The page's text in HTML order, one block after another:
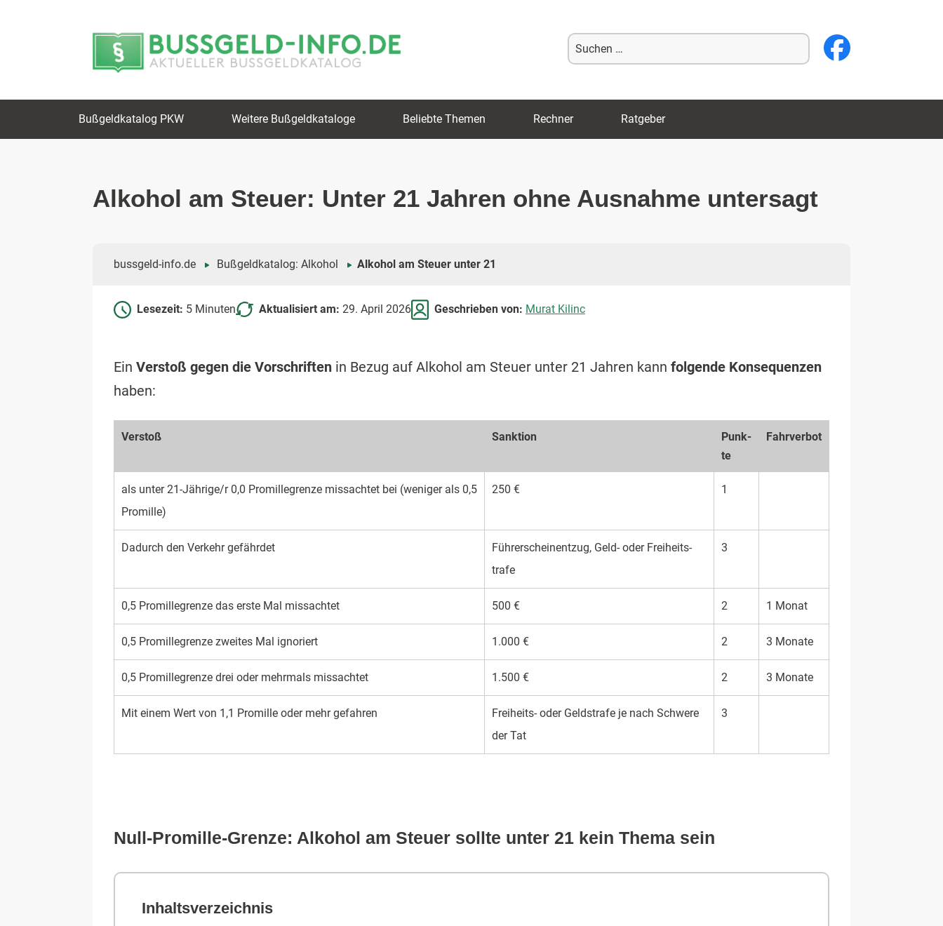
Suche
nach:
Bußgeldkatalog PKW Weitere Bußgeldkataloge Beliebte Themen Rechner Ratgeber
Alkohol am Steuer: Unter 21 Jahren ohne Ausnahme untersagt
bussgeld-info.de Bußgeldkatalog: Alkohol Alkohol am Steuer unter 21
Lesezeit: 5 Minuten Aktualisiert am: 29. April 2026 Geschrieben von: Murat Kilinc
Ein Verstoß gegen die Vorschriften in Bezug auf Alkohol am Steuer unter 21 Jahren kann folgende Konsequenzen
haben:
Verstoß Sank­tion
Punk­
te
Fahrverbot
als unter 21-Jährige/r 0,0 Promille­grenze missachtet bei (weniger als 0,5
Promille)
250 € 1
Dadurch den Verkehr gefährdet
Führer­schein­entzug, Geld- oder Freiheits­
trafe
3
0,5 Promille­grenze das erste Mal missachtet 500 € 2 1 Monat
0,5 Promille­grenze zweites Mal ignoriert 1.000 € 2 3 Monate
0,5 Promille­grenze drei oder mehrmals missachtet 1.500 € 2 3 Monate
Mit einem Wert von 1,1 Promille oder mehr gefahren
Frei­heits- oder Geld­strafe je nach Schwe­re
der Tat
3
Null-Promille-Grenze: Alkohol am Steuer sollte unter 21 kein Thema sein
Inhaltsverzeichnis